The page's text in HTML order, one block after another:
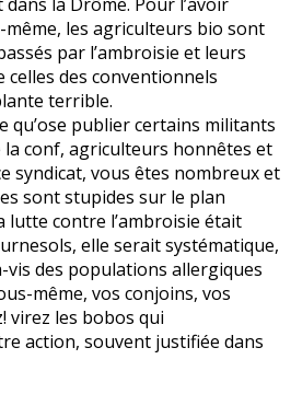
les agriculteurs bio sont
par l’ambroisie et leurs
celles des conventionnels
terrible.
qu’ose publier certains militants
conf, agriculteurs honnêtes et
syndicat, vous êtes nombreux et
sont stupides sur le plan
lutte contre l’ambroisie était
elle serait systématique,
vis des populations allergiques
même, vos conjoins, vos
virez les bobos qui
action, souvent justifiée dans